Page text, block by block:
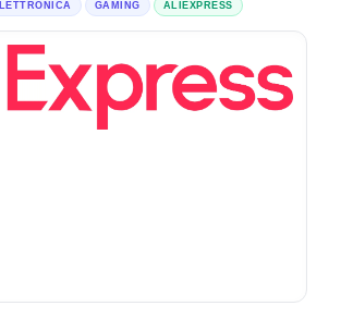
GAMING ALIEXPRESS